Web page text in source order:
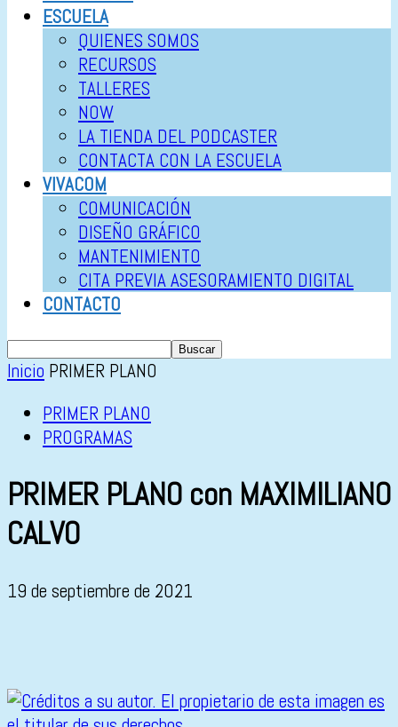
ESCUELA
QUIENES SOMOS
RECURSOS
TALLERES
NOW
LA TIENDA DEL PODCASTER
CONTACTA CON LA ESCUELA
VIVACOM
COMUNICACIÓN
DISEÑO GRÁFICO
MANTENIMIENTO
CITA PREVIA ASESORAMIENTO DIGITAL
CONTACTO
Inicio PRIMER PLANO
PRIMER PLANO
PROGRAMAS
PRIMER PLANO con MAXIMILIANO
CALVO
19 de septiembre de 2021